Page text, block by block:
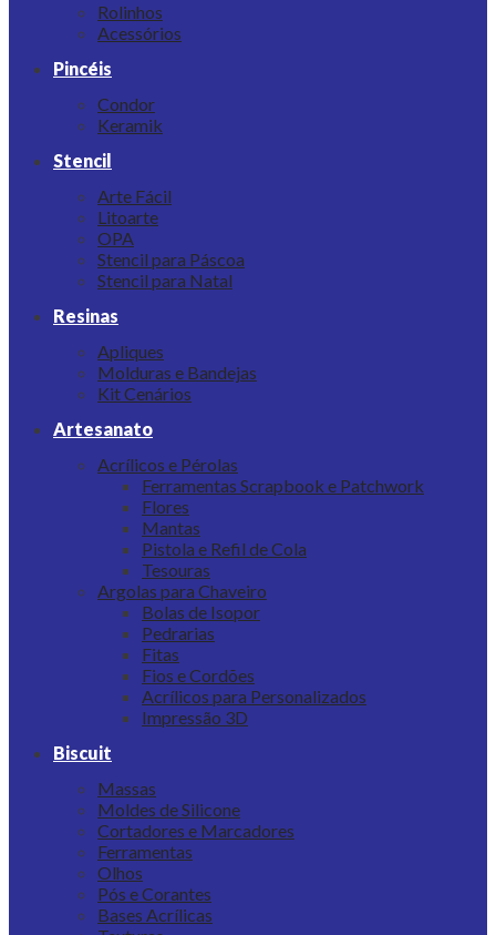
Rolinhos
Acessórios
Pincéis
Condor
Keramik
Stencil
Arte Fácil
Litoarte
OPA
Stencil para Páscoa
Stencil para Natal
Resinas
Apliques
Molduras e Bandejas
Kit Cenários
Artesanato
Acrílicos e Pérolas
Ferramentas Scrapbook e Patchwork
Flores
Mantas
Pistola e Refil de Cola
Tesouras
Argolas para Chaveiro
Bolas de Isopor
Pedrarias
Fitas
Fios e Cordões
Acrílicos para Personalizados
Impressão 3D
Biscuit
Massas
Moldes de Silicone
Cortadores e Marcadores
Ferramentas
Olhos
Pós e Corantes
Bases Acrílicas